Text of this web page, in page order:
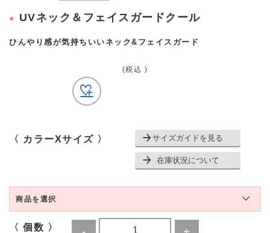
UVネック＆フェイスガードクール
ひんやり感が気持ちいいネック&フェイスガード
(税込 )
〈 カラーXサイズ 〉 サイズガイドを見る
在庫状況について
商品を選択
〈 個数 〉